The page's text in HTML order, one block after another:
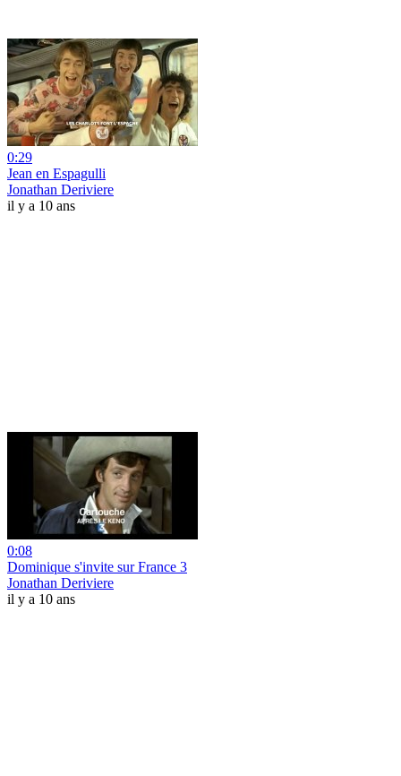
0:29
Jean en Espagulli
Jonathan Deriviere
il y a 10 ans
0:08
Dominique s'invite sur France 3
Jonathan Deriviere
il y a 10 ans